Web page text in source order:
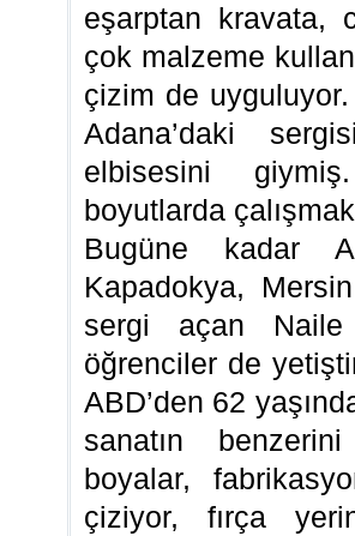
eşarptan kravata,
çok malzeme
çizim de
Adana’daki
elbisesini
boyutlarda
Bugüne kadar
Kapadokya,
sergi açan
öğrenciler de
ABD’den 62
sanatın
boyalar,
çiziyor, fırça